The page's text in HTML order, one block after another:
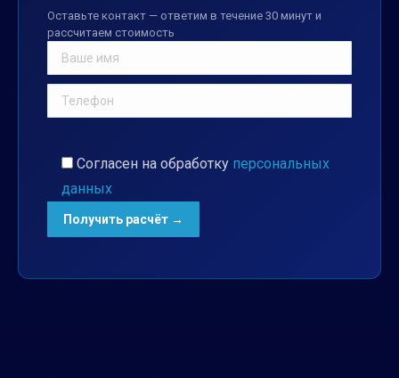
Оставьте контакт — ответим в течение 30 минут и
рассчитаем стоимость
Согласен на обработку персональных
данных